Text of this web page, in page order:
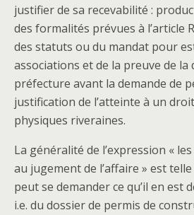
justifier de sa recevabilité :
des formalités prévues à l’article
des statuts ou du mandat pour
associations et de la preuve de la
préfecture avant la demande de
justification de l’atteinte à un
physiques riveraines.
La généralité de l’expression «
au jugement de l’affaire » est
peut se demander ce qu’il en est
i.e. du dossier de permis de